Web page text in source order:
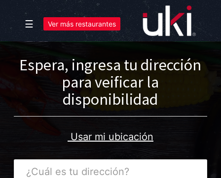
☰ Ver más restaurantes
Espera, ingresa tu dirección
para veificar la
disponibilidad
Usar mi ubicación
¿Cuál